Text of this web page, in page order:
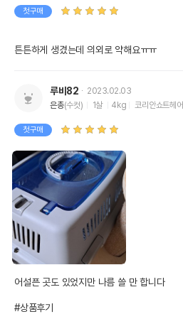
첫구매
튼튼하게 생겼는데 의외로 약해요ㅠㅠ
루비82
2023.02.03
은총(수컷) 1살 4kg 코리안쇼트헤어
첫구매
어설픈 곳도 있었지만 나름 쓸 만 합니다
#상품후기